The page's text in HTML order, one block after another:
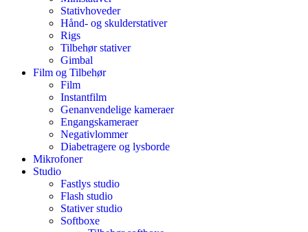
Stativhoveder
Hånd- og skulderstativer
Rigs
Tilbehør stativer
Gimbal
Film og Tilbehør
Film
Instantfilm
Genanvendelige kameraer
Engangskameraer
Negativlommer
Diabetragere og lysborde
Mikrofoner
Studio
Fastlys studio
Flash studio
Stativer studio
Softboxe